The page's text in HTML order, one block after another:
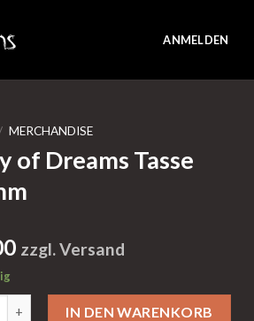
ANMELDEN
/ MERCHANDISE
of Dreams Tasse
zzgl. Versand
IN DEN WARENKORB